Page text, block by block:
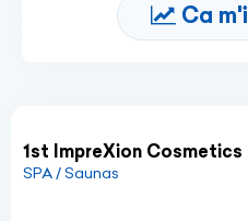
Ca
1st ImpreXion Cosmetics
SPA / Saunas